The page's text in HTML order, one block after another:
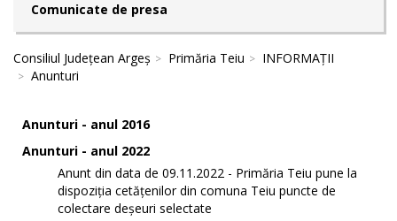
Comunicate de presa
Consiliul Județean Argeș Primăria Teiu
INFORMAȚII
Anunturi
Anunturi - anul 2016
Anunturi - anul 2022
Anunt din data de 09.11.2022 - Primăria Teiu pune la
dispoziția cetățenilor din comuna Teiu puncte de
colectare deșeuri selectate